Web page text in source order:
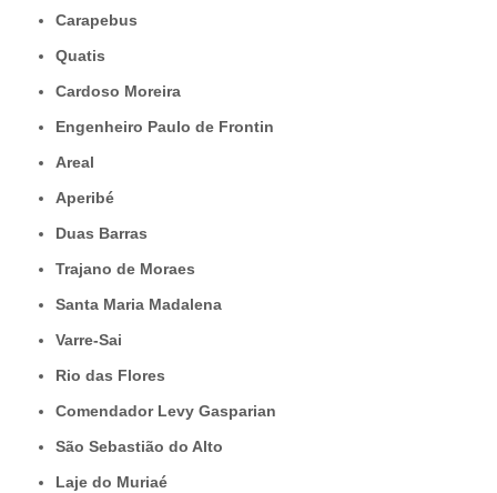
Carapebus
Quatis
Cardoso Moreira
Engenheiro Paulo de Frontin
Areal
Aperibé
Duas Barras
Trajano de Moraes
Santa Maria Madalena
Varre-Sai
Rio das Flores
Comendador Levy Gasparian
São Sebastião do Alto
Laje do Muriaé